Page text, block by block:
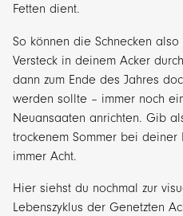
Fetten dient.
So können die Schnecken
Versteck in deinem Acker
dann zum Ende des Jahres
werden sollte – immer noch
Neuansaaten anrichten. Gib
trockenem Sommer bei
immer Acht.
Hier siehst du nochmal zur
Lebenszyklus der Genetzten